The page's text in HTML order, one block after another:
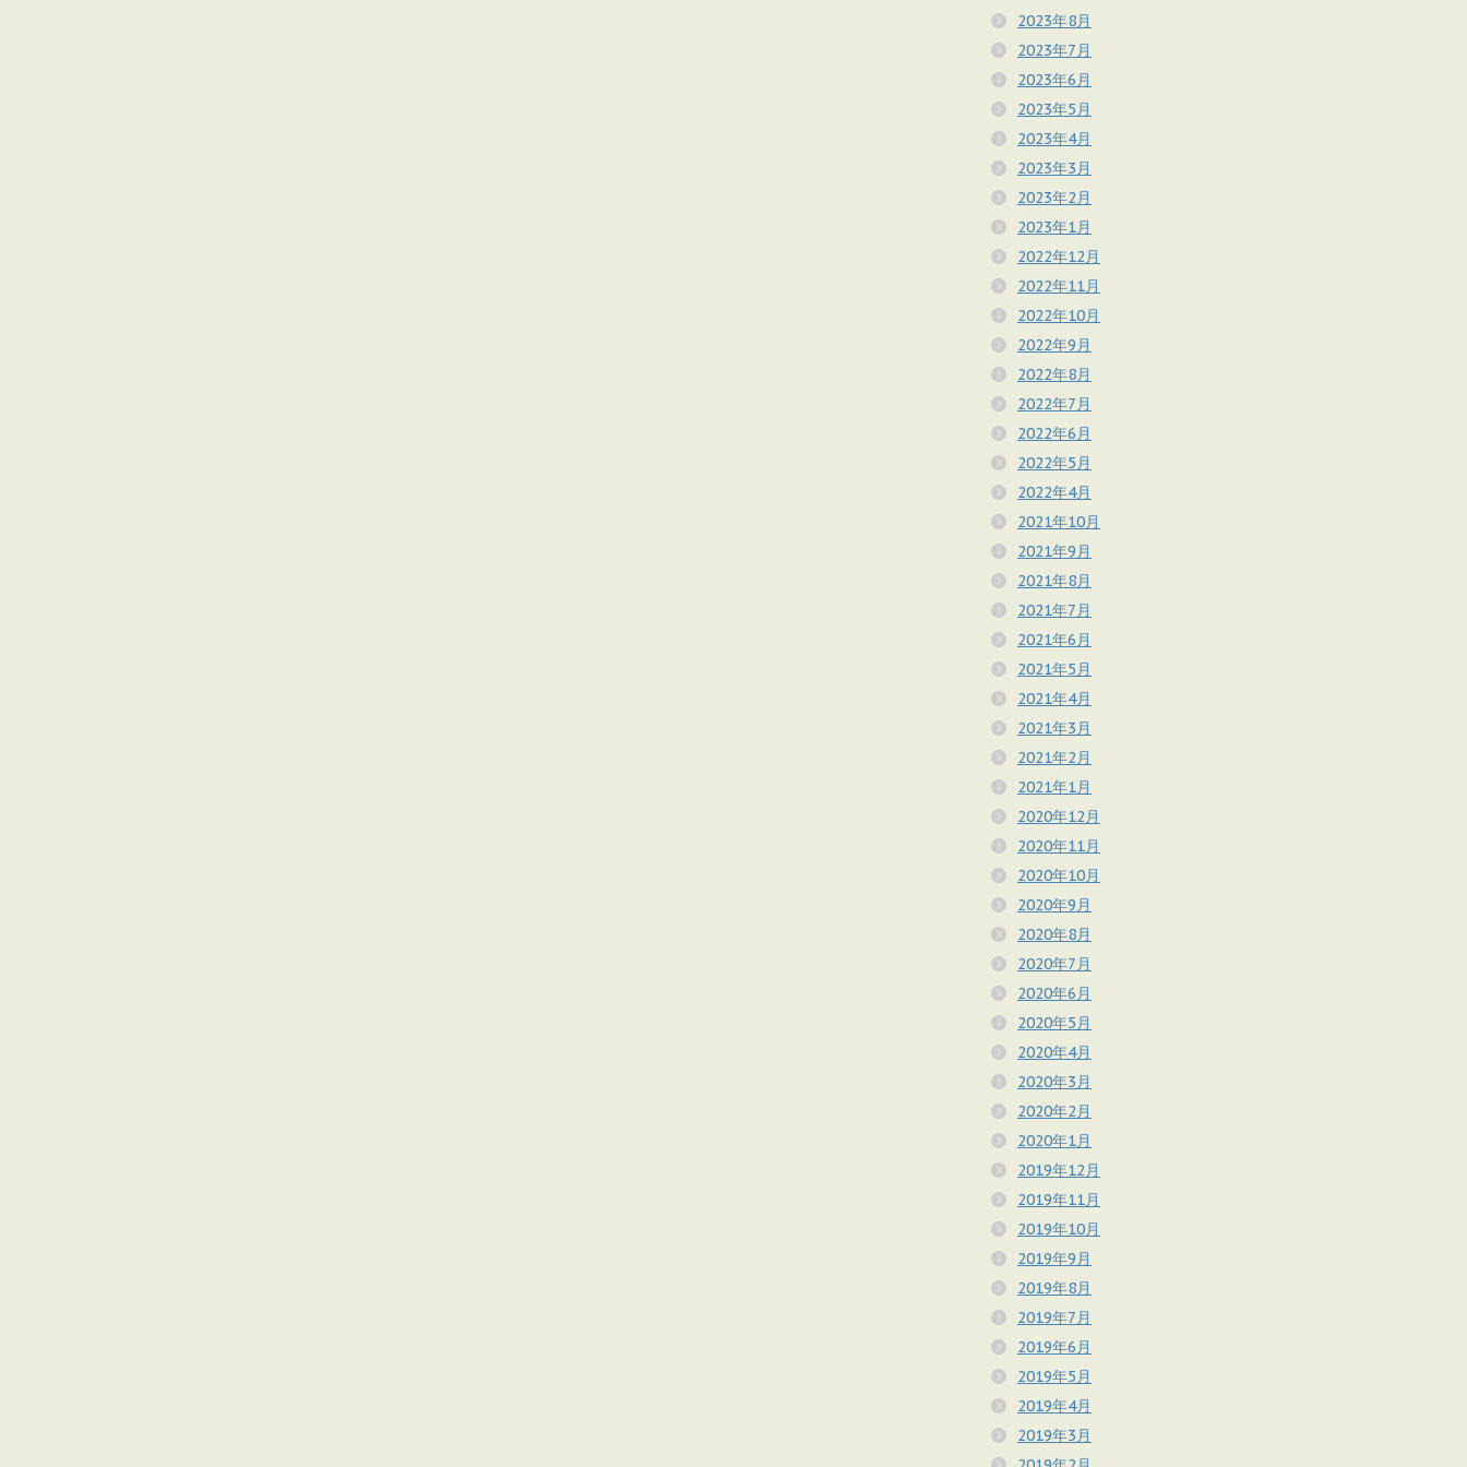
2023年8月
2023年7月
2023年6月
2023年5月
2023年4月
2023年3月
2023年2月
2023年1月
2022年12月
2022年11月
2022年10月
2022年9月
2022年8月
2022年7月
2022年6月
2022年5月
2022年4月
2021年10月
2021年9月
2021年8月
2021年7月
2021年6月
2021年5月
2021年4月
2021年3月
2021年2月
2021年1月
2020年12月
2020年11月
2020年10月
2020年9月
2020年8月
2020年7月
2020年6月
2020年5月
2020年4月
2020年3月
2020年2月
2020年1月
2019年12月
2019年11月
2019年10月
2019年9月
2019年8月
2019年7月
2019年6月
2019年5月
2019年4月
2019年3月